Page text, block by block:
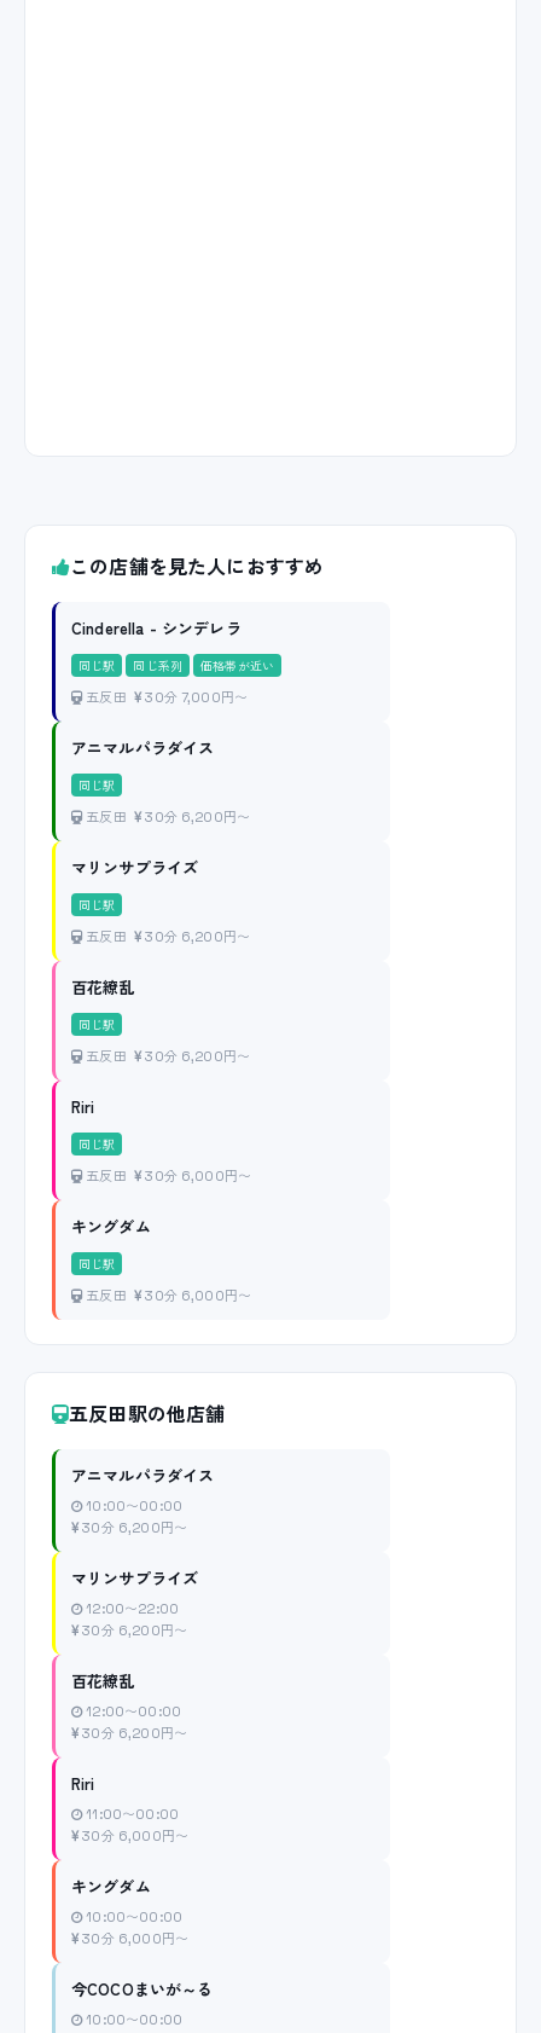
この店舗を見た人におすすめ
Cinderella - シンデレラ
同じ駅 同じ系列 価格帯が近い
五反田 30分 7,000円〜
アニマルパラダイス
同じ駅
五反田 30分 6,200円〜
マリンサプライズ
同じ駅
五反田 30分 6,200円〜
百花繚乱
同じ駅
五反田 30分 6,200円〜
Riri
同じ駅
五反田 30分 6,000円〜
キングダム
同じ駅
五反田 30分 6,000円〜
五反田駅の他店舗
アニマルパラダイス
10:00〜00:00
30分 6,200円〜
マリンサプライズ
12:00〜22:00
30分 6,200円〜
百花繚乱
12:00〜00:00
30分 6,200円〜
Riri
11:00〜00:00
30分 6,000円〜
キングダム
10:00〜00:00
30分 6,000円〜
今COCOまいが～る
10:00〜00:00